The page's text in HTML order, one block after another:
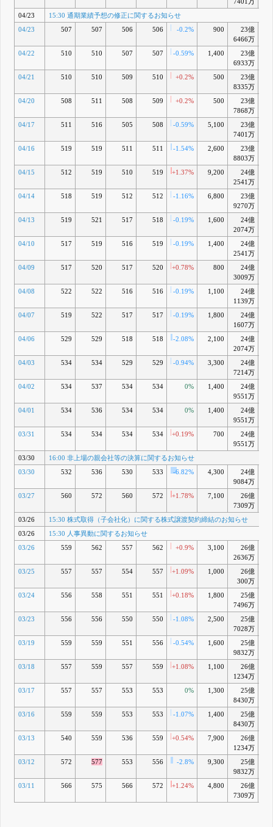
04/23
15:30 通期業績予想の修正に関するお知らせ
04/23
507 507 506 506 -0.2% 900
23億
6466万
04/22 510 510 507 507 -0.59% 1,400
23億
6933万
04/21 510 510 509 510 +0.2% 500
23億
8335万
04/20 508 511 508 509 +0.2% 500
23億
7868万
04/17 511 516 505 508 -0.59% 5,100
23億
7401万
04/16 519 519 511 511 -1.54% 2,600
23億
8803万
04/15 512 519 510 519 +1.37% 9,200
24億
2541万
04/14 518 519 512 512 -1.16% 6,800
23億
9270万
04/13 519 521 517 518 -0.19% 1,600
24億
2074万
04/10 517 519 516 519 -0.19% 1,400
24億
2541万
04/09 517 520 517 520 +0.78% 800
24億
3009万
04/08 522 522 516 516 -0.19% 1,100
24億
1139万
04/07 519 522 517 517 -0.19% 1,800
24億
1607万
04/06 529 529 518 518 -2.08% 2,100
24億
2074万
04/03 534 534 529 529 -0.94% 3,300
24億
7214万
04/02 534 537 534 534 0% 1,400
24億
9551万
04/01 534 536 534 534 0% 1,400
24億
9551万
03/31 534 534 534 534 +0.19% 700
24億
9551万
03/30
16:00 非上場の親会社等の決算に関するお知らせ
03/30
532 536 530 533 -6.82% 4,300
24億
9084万
03/27 560 572 560 572 +1.78% 7,100
26億
7309万
03/26
15:30 株式取得（子会社化）に関する株式譲渡契約締結のお知らせ
03/26
15:30 人事異動に関するお知らせ
03/26
559 562 557 562 +0.9% 3,100
26億
2636万
03/25 557 557 554 557 +1.09% 1,000
26億
300万
03/24 556 558 551 551 +0.18% 1,800
25億
7496万
03/23 556 556 550 550 -1.08% 2,500
25億
7028万
03/19 559 559 551 556 -0.54% 1,600
25億
9832万
03/18 557 559 557 559 +1.08% 1,100
26億
1234万
03/17 557 557 553 553 0% 1,300
25億
8430万
03/16 559 559 553 553 -1.07% 1,400
25億
8430万
03/13 540 559 536 559 +0.54% 7,900
26億
1234万
03/12 572 577 553 556 -2.8% 9,300
25億
9832万
03/11 566 575 566 572 +1.24% 4,800
26億
7309万